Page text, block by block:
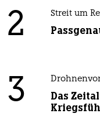
2 Streit um
3
Das